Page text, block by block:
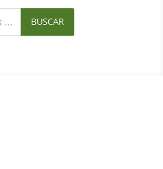
BUSCAR